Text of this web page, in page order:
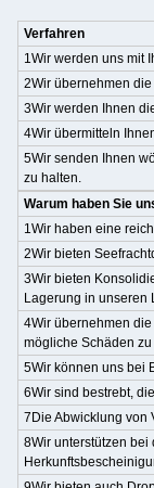
Verfahren
1Wir werden uns mit
2Wir übernehmen
3Wir werden Ihnen
4Wir übermitteln
5Wir senden Ihnen
zu halten.
Warum haben Sie
1Wir haben eine
2Wir bieten
3Wir bieten
Lagerung in unseren
4Wir übernehmen
mögliche Schäden
5Wir können uns bei
6Wir sind bestrebt,
7Die Abwicklung von
8Wir unterstützen bei